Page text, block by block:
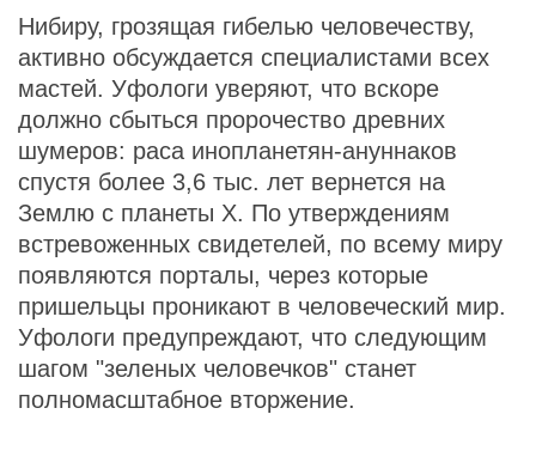
Нибиру, грозящая гибелью человечеству,
активно обсуждается специалистами всех
мастей. Уфологи уверяют, что вскоре
должно сбыться пророчество древних
шумеров: раса инопланетян-ануннаков
спустя более 3,6 тыс. лет вернется на
Землю с планеты Х. По утверждениям
встревоженных свидетелей, по всему миру
появляются порталы, через которые
пришельцы проникают в человеческий мир.
Уфологи предупреждают, что следующим
шагом "зеленых человечков" станет
полномасштабное вторжение.